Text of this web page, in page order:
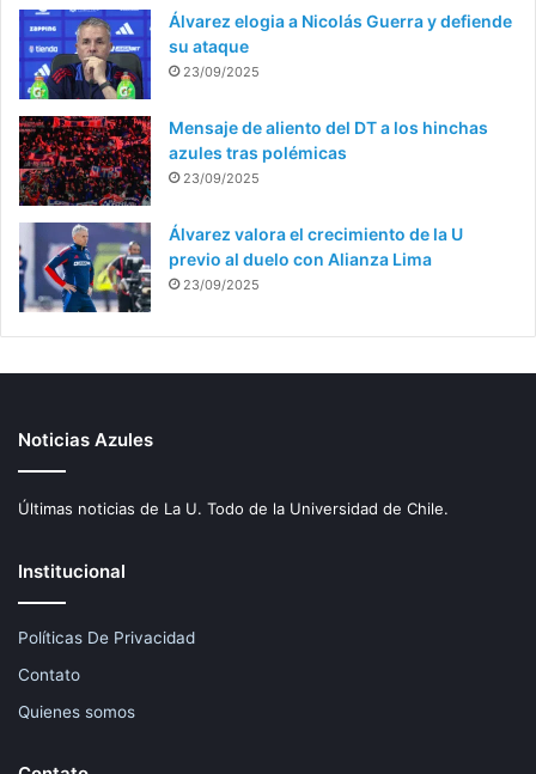
Álvarez elogia a Nicolás Guerra y defiende
su ataque
23/09/2025
Mensaje de aliento del DT a los hinchas
azules tras polémicas
23/09/2025
Álvarez valora el crecimiento de la U
previo al duelo con Alianza Lima
23/09/2025
Noticias Azules
Últimas noticias de La U. Todo de la Universidad de Chile.
Institucional
Políticas De Privacidad
Contato
Quienes somos